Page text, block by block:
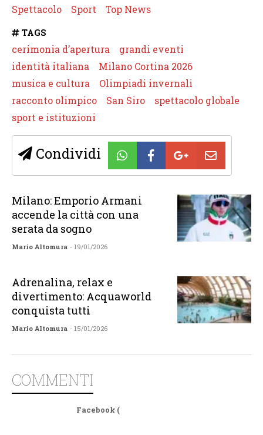
Spettacolo Sport Top News
TAGS
cerimonia d’apertura
grandi eventi
identità italiana
Milano Cortina 2026
musica e cultura
Olimpiadi invernali
racconto olimpico
San Siro
spettacolo globale
sport e istituzioni
Condividi
Milano: Emporio Armani
accende la città con una
serata da sogno
Mario Altomura - 19/01/2026
Adrenalina, relax e
divertimento: Acquaworld
conquista tutti
Mario Altomura - 15/01/2026
COMMENTI
Facebook (